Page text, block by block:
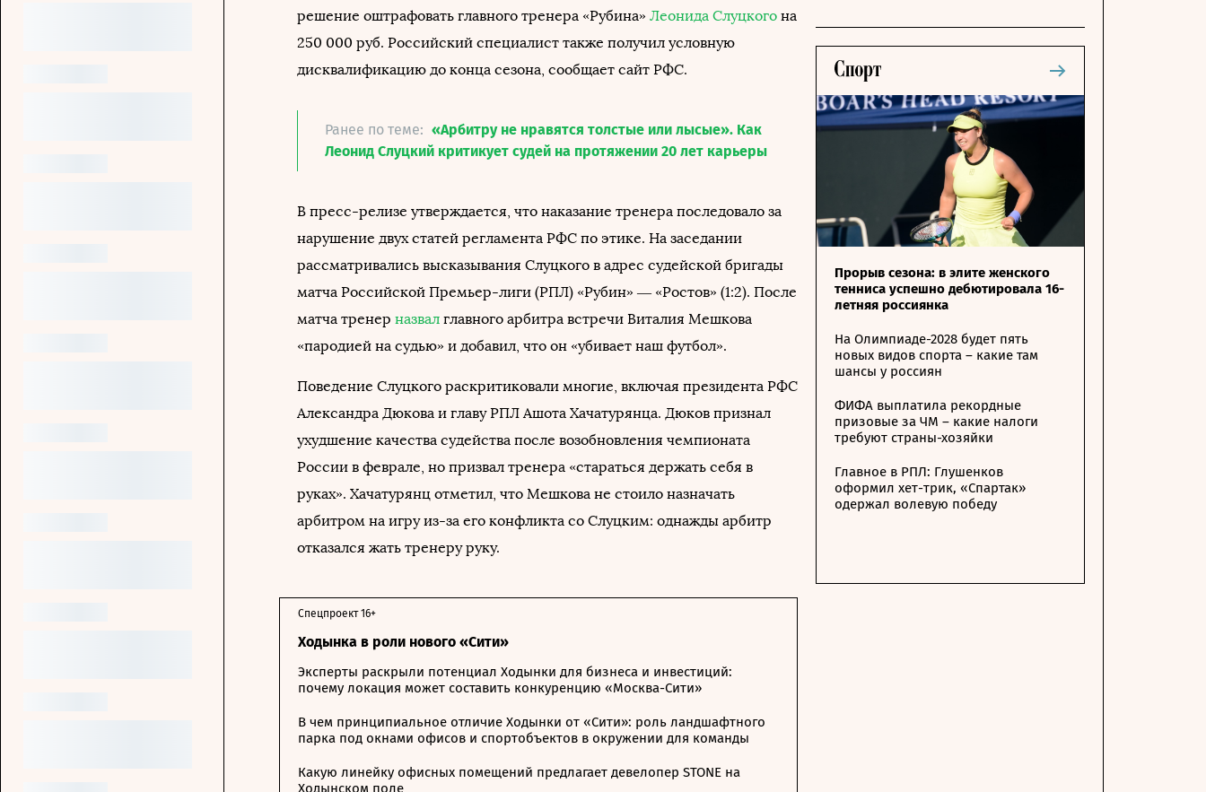
решение оштрафовать главного тренера «Рубина» Леонида Слуцкого на
250 000 руб. Российский специалист также получил условную
дисквалификацию до конца сезона, сообщает сайт РФС.
Ранее по теме: «Арбитру не нравятся толстые или лысые». Как
Леонид Слуцкий критикует судей на протяжении 20 лет карьеры
В пресс-релизе утверждается, что наказание тренера последовало за
нарушение двух статей регламента РФС по этике. На заседании
рассматривались высказывания Слуцкого в адрес судейской бригады
матча Российской Премьер-лиги (РПЛ) «Рубин» — «Ростов» (1:2). После
матча тренер назвал главного арбитра встречи Виталия Мешкова
«пародией на судью» и добавил, что он «убивает наш футбол».
Поведение Слуцкого раскритиковали многие, включая президента РФС
Александра Дюкова и главу РПЛ Ашота Хачатурянца. Дюков признал
ухудшение качества судейства после возобновления чемпионата
России в феврале, но призвал тренера «стараться держать себя в
руках». Хачатурянц отметил, что Мешкова не стоило назначать
арбитром на игру из-за его конфликта со Слуцким: однажды арбитр
отказался жать тренеру руку.
Ходынка в роли нового «Сити»
Спецпроект 16+
Эксперты раскрыли потенциал Ходынки для бизнеса и инвестиций:
почему локация может составить конкуренцию «Москва-Сити»
В чем принципиальное отличие Ходынки от «Сити»: роль ландшафтного
парка под окнами офисов и спортобъектов в окружении для команды
Какую линейку офисных помещений предлагает девелопер STONE на
Ходынском поле
Прорыв сезона: в элите женского
тенниса успешно дебютировала 16-
летняя россиянка
На Олимпиаде-2028 будет пять
новых видов спорта – какие там
шансы у россиян
ФИФА выплатила рекордные
призовые за ЧМ – какие налоги
требуют страны-хозяйки
Главное в РПЛ: Глушенков
оформил хет-трик, «Спартак»
одержал волевую победу